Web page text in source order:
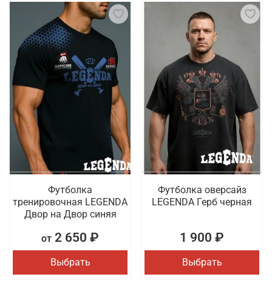
Футболка
тренировочная LEGENDA
Двор на Двор синяя
от 2 650 ₽
Выбрать
Футболка оверсайз
LEGENDA Герб черная
1 900 ₽
Выбрать